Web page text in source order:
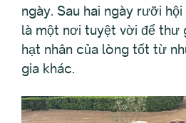
ngày. Sau hai ngày rưỡi
là một nơi tuyệt vời để thư
hạt nhân của lòng tốt từ
gia khác.